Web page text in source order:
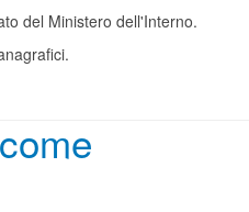
del Ministero dell'Interno.